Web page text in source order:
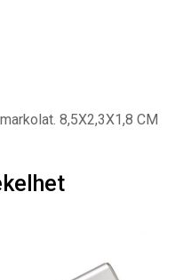
8,5X2,3X1,8 CM